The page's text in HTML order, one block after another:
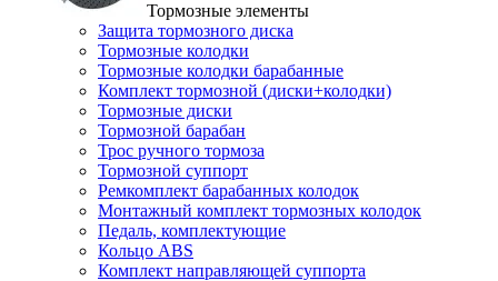
Тормозные элементы
Защита тормозного диска
Тормозные колодки
Тормозные колодки барабанные
Комплект тормозной (диски+колодки)
Тормозные диски
Тормозной барабан
Трос ручного тормоза
Тормозной суппорт
Ремкомплект барабанных колодок
Монтажный комплект тормозных колодок
Педаль, комплектующие
Кольцо ABS
Комплект направляющей суппорта